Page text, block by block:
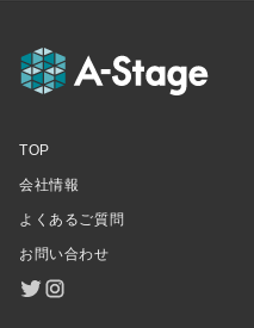
TOP
会社情報
よくあるご質問
お問い合わせ